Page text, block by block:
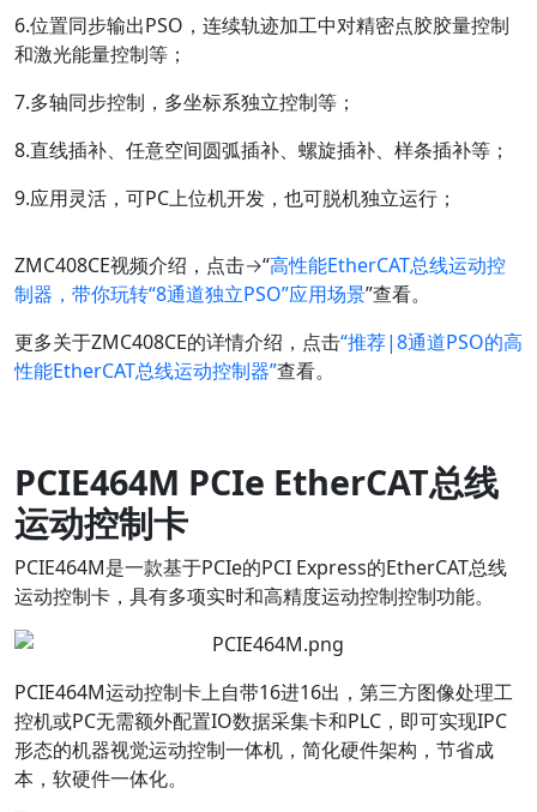
6.位置同步输出PSO，连续轨迹加工中对精密点胶胶量控制
和激光能量控制等；
7.多轴同步控制，多坐标系独立控制等；
8.直线插补、任意空间圆弧插补、螺旋插补、样条插补等；
9.应用灵活，可PC上位机开发，也可脱机独立运行；
ZMC408CE视频介绍，点击→“高性能EtherCAT总线运动控
制器，带你玩转“8通道独立PSO”应用场景”查看。
更多关于ZMC408CE的详情介绍，点击“推荐|8通道PSO的高
性能EtherCAT总线运动控制器”查看。
PCIE464M PCIe EtherCAT总线
运动控制卡
PCIE464M是一款基于PCIe的PCI Express的EtherCAT总线
运动控制卡，具有多项实时和高精度运动控制控制功能。
PCIE464M运动控制卡上自带16进16出，第三方图像处理工
控机或PC无需额外配置IO数据采集卡和PLC，即可实现IPC
形态的机器视觉运动控制一体机，简化硬件架构，节省成
本，软硬件一体化。